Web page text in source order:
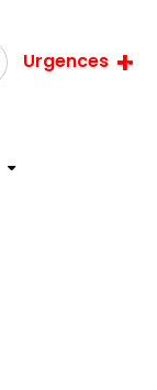
Urgences